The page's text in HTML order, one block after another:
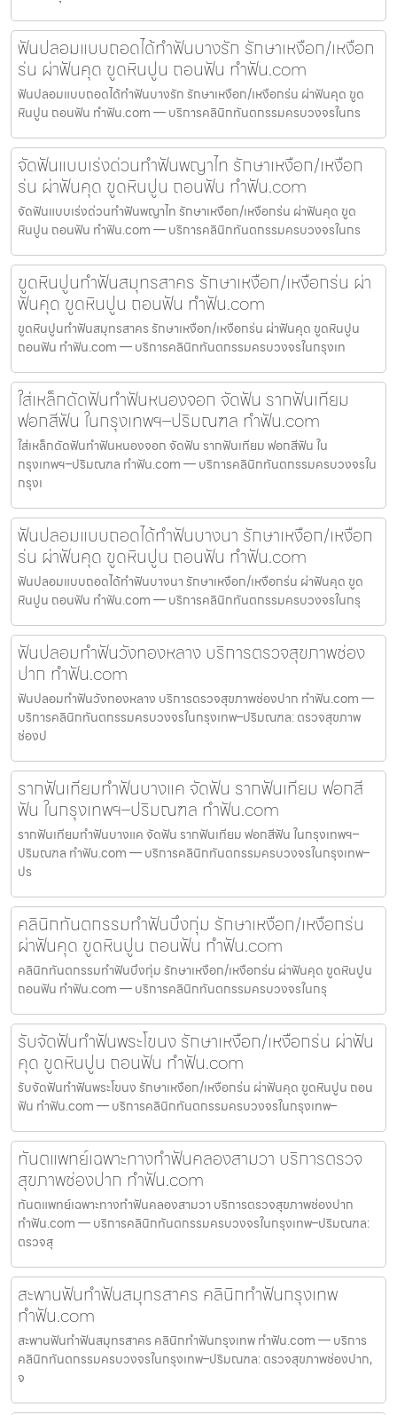
ฟันปลอมแบบถอดได้ทำฟันบางรัก รักษาเหงือก/เหงือก
ร่น ผ่าฟันคุด ขูดหินปูน ถอนฟัน ทำฟัน.com
ฟันปลอมแบบถอดได้ทำฟันบางรัก รักษาเหงือก/เหงือกร่น ผ่าฟันคุด ขูด
หินปูน ถอนฟัน ทำฟัน.com — บริการคลินิกทันตกรรมครบวงจรในกร
จัดฟันแบบเร่งด่วนทำฟันพญาไท รักษาเหงือก/เหงือก
ร่น ผ่าฟันคุด ขูดหินปูน ถอนฟัน ทำฟัน.com
จัดฟันแบบเร่งด่วนทำฟันพญาไท รักษาเหงือก/เหงือกร่น ผ่าฟันคุด ขูด
หินปูน ถอนฟัน ทำฟัน.com — บริการคลินิกทันตกรรมครบวงจรในกร
ขูดหินปูนทำฟันสมุทรสาคร รักษาเหงือก/เหงือกร่น ผ่า
ฟันคุด ขูดหินปูน ถอนฟัน ทำฟัน.com
ขูดหินปูนทำฟันสมุทรสาคร รักษาเหงือก/เหงือกร่น ผ่าฟันคุด ขูดหินปูน
ถอนฟัน ทำฟัน.com — บริการคลินิกทันตกรรมครบวงจรในกรุงเท
ใส่เหล็กดัดฟันทำฟันหนองจอก จัดฟัน รากฟันเทียม
ฟอกสีฟัน ในกรุงเทพฯ–ปริมณฑล ทำฟัน.com
ใส่เหล็กดัดฟันทำฟันหนองจอก จัดฟัน รากฟันเทียม ฟอกสีฟัน ใน
กรุงเทพฯ–ปริมณฑล ทำฟัน.com — บริการคลินิกทันตกรรมครบวงจรใน
กรุงเ
ฟันปลอมแบบถอดได้ทำฟันบางนา รักษาเหงือก/เหงือก
ร่น ผ่าฟันคุด ขูดหินปูน ถอนฟัน ทำฟัน.com
ฟันปลอมแบบถอดได้ทำฟันบางนา รักษาเหงือก/เหงือกร่น ผ่าฟันคุด ขูด
หินปูน ถอนฟัน ทำฟัน.com — บริการคลินิกทันตกรรมครบวงจรในกรุ
ฟันปลอมทำฟันวังทองหลาง บริการตรวจสุขภาพช่อง
ปาก ทำฟัน.com
ฟันปลอมทำฟันวังทองหลาง บริการตรวจสุขภาพช่องปาก ทำฟัน.com —
บริการคลินิกทันตกรรมครบวงจรในกรุงเทพ–ปริมณฑล: ตรวจสุขภาพ
ช่องป
รากฟันเทียมทำฟันบางแค จัดฟัน รากฟันเทียม ฟอกสี
ฟัน ในกรุงเทพฯ–ปริมณฑล ทำฟัน.com
รากฟันเทียมทำฟันบางแค จัดฟัน รากฟันเทียม ฟอกสีฟัน ในกรุงเทพฯ–
ปริมณฑล ทำฟัน.com — บริการคลินิกทันตกรรมครบวงจรในกรุงเทพ–
ปร
คลินิกทันตกรรมทำฟันบึงกุ่ม รักษาเหงือก/เหงือกร่น
ผ่าฟันคุด ขูดหินปูน ถอนฟัน ทำฟัน.com
คลินิกทันตกรรมทำฟันบึงกุ่ม รักษาเหงือก/เหงือกร่น ผ่าฟันคุด ขูดหินปูน
ถอนฟัน ทำฟัน.com — บริการคลินิกทันตกรรมครบวงจรในกรุ
รับจัดฟันทำฟันพระโขนง รักษาเหงือก/เหงือกร่น ผ่าฟัน
คุด ขูดหินปูน ถอนฟัน ทำฟัน.com
รับจัดฟันทำฟันพระโขนง รักษาเหงือก/เหงือกร่น ผ่าฟันคุด ขูดหินปูน ถอน
ฟัน ทำฟัน.com — บริการคลินิกทันตกรรมครบวงจรในกรุงเทพ–
ทันตแพทย์เฉพาะทางทำฟันคลองสามวา บริการตรวจ
สุขภาพช่องปาก ทำฟัน.com
ทันตแพทย์เฉพาะทางทำฟันคลองสามวา บริการตรวจสุขภาพช่องปาก
ทำฟัน.com — บริการคลินิกทันตกรรมครบวงจรในกรุงเทพ–ปริมณฑล:
ตรวจสุ
สะพานฟันทำฟันสมุทรสาคร คลินิกทำฟันกรุงเทพ
ทำฟัน.com
สะพานฟันทำฟันสมุทรสาคร คลินิกทำฟันกรุงเทพ ทำฟัน.com — บริการ
คลินิกทันตกรรมครบวงจรในกรุงเทพ–ปริมณฑล: ตรวจสุขภาพช่องปาก,
จ